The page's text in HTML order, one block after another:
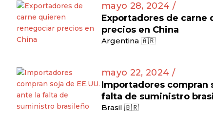
mayo 28, 2024 /
Exportadores de carne
precios en China
Argentina 🇦🇷
mayo 22, 2024 /
Importadores compran
falta de suministro
Brasil 🇧🇷